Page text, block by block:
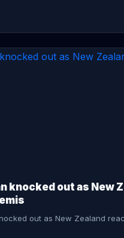
knocked out as New
out as New Zealand